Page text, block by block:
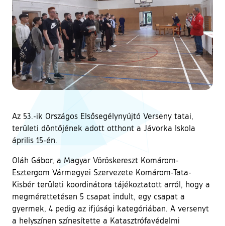
Az 53.-ik Országos Elsősegélynyújtó Verseny tatai,
területi döntőjének adott otthont a Jávorka Iskola
április 15-én.
Oláh Gábor, a Magyar Vöröskereszt Komárom-
Esztergom Vármegyei Szervezete Komárom-Tata-
Kisbér területi koordinátora tájékoztatott arról, hogy a
megmérettetésen 5 csapat indult, egy csapat a
gyermek, 4 pedig az ifjúsági kategóriában. A versenyt
a helyszínen színesítette a Katasztrófavédelmi